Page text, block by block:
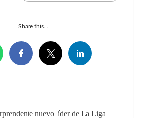
Share this...
nuevo líder de La Liga